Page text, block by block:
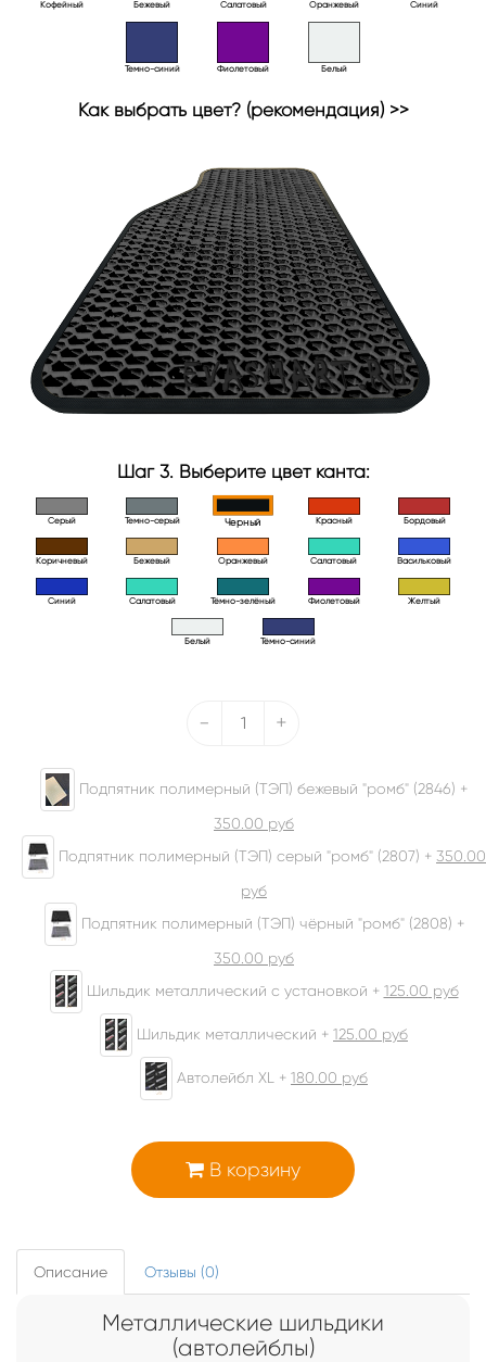
Кофейный Бежевый Салатовый Оранжевый Синий
Темно-синий Фиолетовый Белый
Как выбрать цвет? (рекомендация) >>
Шаг 3. Выберите цвет канта:
Серый Темно-серый Черный Красный Бордовый
Коричневый Бежевый Оранжевый Салатовый Васильковый
Синий Салатовый Тёмно-зелёный Фиолетовый Желтый
Белый Тёмно-синий
- +
Подпятник полимерный (ТЭП) бежевый "ромб" (2846) +
350.00 руб
Подпятник полимерный (ТЭП) серый "ромб" (2807) + 350.00
руб
Подпятник полимерный (ТЭП) чёрный "ромб" (2808) +
350.00 руб
Шильдик металлический с установкой + 125.00 руб
Шильдик металлический + 125.00 руб
Автолейбл XL + 180.00 руб
В корзину
Описание Отзывы (0)
Металлические шильдики
(автолейблы)